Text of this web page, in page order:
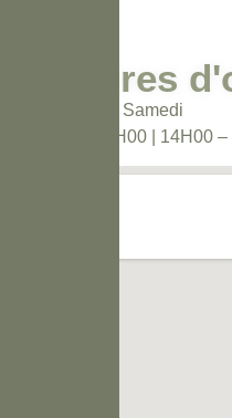
Horaires
Du Mardi au Samedi
10H00 – 12H00 | 14H00